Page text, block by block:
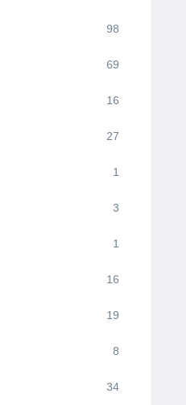
98
69
16
27
1
3
1
16
19
8
34